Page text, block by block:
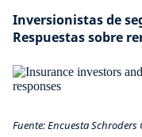
Inversionistas de
Respuestas sobre
Fuente: Encuesta